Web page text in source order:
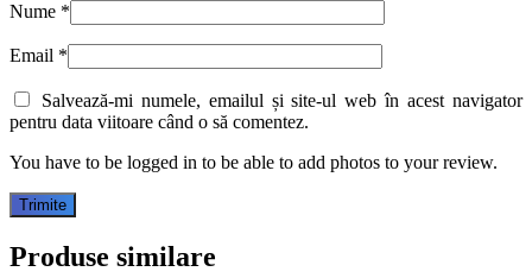
Nume *
Email *
Salvează-mi numele, emailul și site-ul web în acest navigator
pentru data viitoare când o să comentez.
You have to be logged in to be able to add photos to your review.
Produse similare